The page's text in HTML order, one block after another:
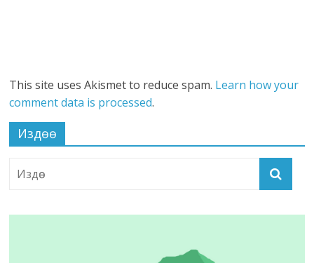
This site uses Akismet to reduce spam. Learn how your
comment data is processed.
Издөө